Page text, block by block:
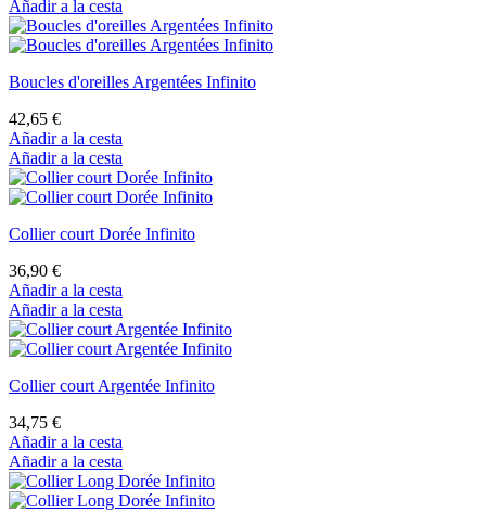
Añadir a la cesta
Boucles d'oreilles Argentées Infinito
42,65 €
Añadir a la cesta
Añadir a la cesta
Collier court Dorée Infinito
36,90 €
Añadir a la cesta
Añadir a la cesta
Collier court Argentée Infinito
34,75 €
Añadir a la cesta
Añadir a la cesta